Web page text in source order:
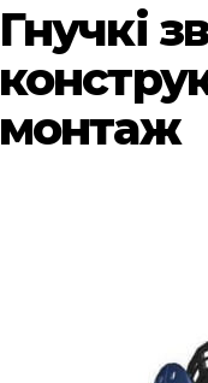
Гнучкі
монтаж